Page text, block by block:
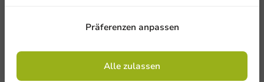
Präferenzen anpassen
Alle zulassen
denAllgemeinen Geschäftsbedingungen
einverstanden
Datenschutzrichtlinie.